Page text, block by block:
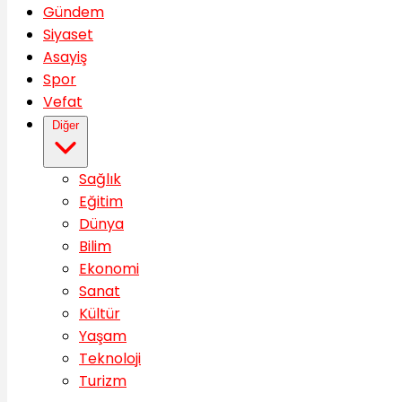
Gündem
Siyaset
Asayiş
Spor
Vefat
Diğer
Sağlık
Eğitim
Dünya
Bilim
Ekonomi
Sanat
Kültür
Yaşam
Teknoloji
Turizm